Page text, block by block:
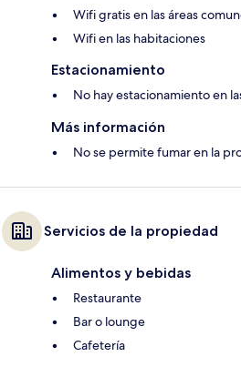
Wifi gratis en las áreas
Wifi en las habitaciones
Estacionamiento
No hay estacionamiento en
Más información
No se permite fumar en la
Servicios de la propiedad
Alimentos y bebidas
Restaurante
Bar o lounge
Cafetería